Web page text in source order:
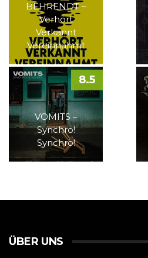
BEHRENDT –
Verhört
Verkannt
Vereinnahmt
VOMITS –
Synchro!
Synchro!
8.5
ÜBER UNS